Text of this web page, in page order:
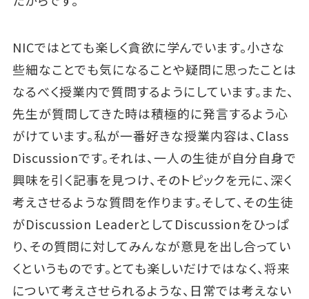
NICではとても楽しく貪欲に学んでいます。小さな
些細なことでも気になることや疑問に思ったことは
なるべく授業内で質問するようにしています。また、
先生が質問してきた時は積極的に発言するよう心
がけています。私が一番好きな授業内容は、Class
Discussionです。それは、一人の生徒が自分自身で
興味を引く記事を見つけ、そのトピックを元に、深く
考えさせるような質問を作ります。そして、その生徒
がDiscussion LeaderとしてDiscussionをひっぱ
り、その質問に対してみんなが意見を出し合ってい
くというものです。とても楽しいだけではなく、将来
について考えさせられるような、日常では考えない